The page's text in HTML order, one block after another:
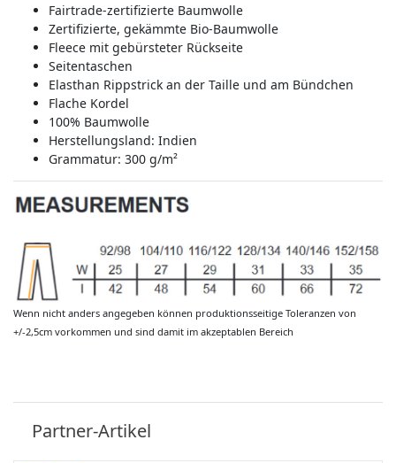
Fairtrade-zertifizierte Baumwolle
Zertifizierte, gekämmte Bio-Baumwolle
Fleece mit gebürsteter Rückseite
Seitentaschen
Elasthan Rippstrick an der Taille und am Bündchen
Flache Kordel
100% Baumwolle
Herstellungsland: Indien
Grammatur: 300 g/m²
Wenn nicht anders angegeben können produktionsseitige Toleranzen von
+/-2,5cm vorkommen und sind damit im akzeptablen Bereich
Partner-Artikel